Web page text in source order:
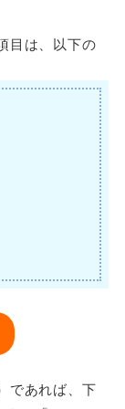
目は、以下の
であれば、下